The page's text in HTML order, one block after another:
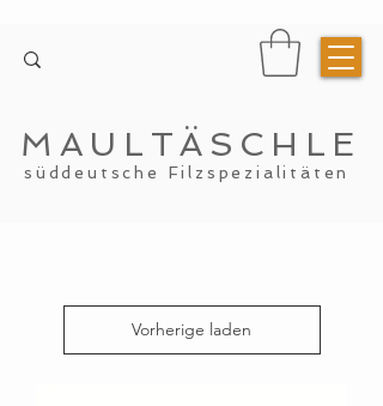
MAULTÄSCHLE
süddeutsche Filzspezialitäten
Vorherige laden